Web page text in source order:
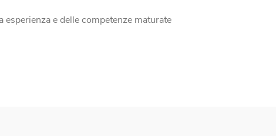
e delle competenze maturate